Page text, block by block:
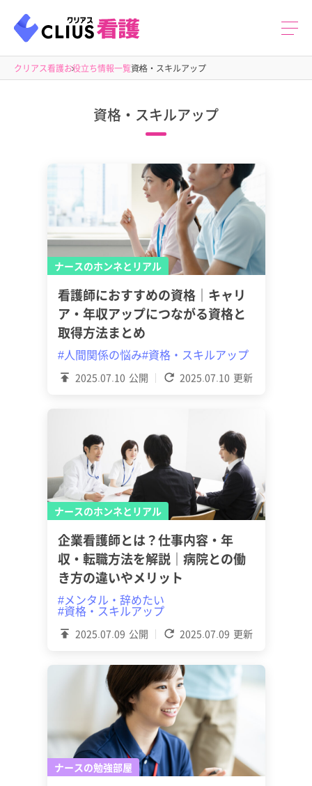
クリアス看護お役立ち情報一覧資格・スキルアップ
資格・スキルアップ
ナースのホンネとリアル
2025.07.10 公開 2025.07.10 更新
看護師におすすめの資格｜キャリ
ア・年収アップにつながる資格と
取得方法まとめ
#人間関係の悩み#資格・スキルアップ
ナースのホンネとリアル
2025.07.09 公開 2025.07.09 更新
企業看護師とは？仕事内容・年
収・転職方法を解説｜病院との働
き方の違いやメリット
#メンタル・辞めたい
#資格・スキルアップ
ナースの勉強部屋